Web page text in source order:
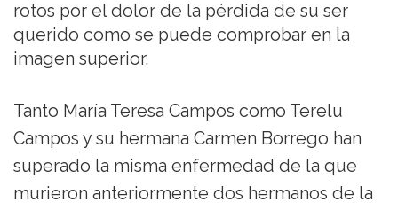
rotos por el dolor de la pérdida de su ser
querido como se puede comprobar en la
imagen superior.
Tanto María Teresa Campos como Terelu
Campos y su hermana Carmen Borrego han
superado la misma enfermedad de la que
murieron anteriormente dos hermanos de la